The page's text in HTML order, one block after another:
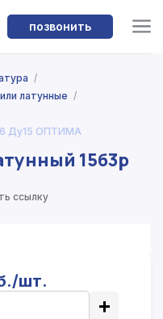
позвонить
/
латунные /
Ду15 ОПТИМА
15б3р
ссылку
шт.
+